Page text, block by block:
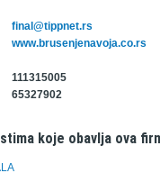
final@tippnet.rs
www.brusenjenavoja.co.rs
111315005
65327902
koje obavlja ova